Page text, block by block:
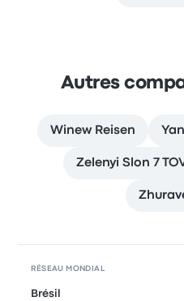
Autres
Winew Reisen
Zelenyi Slon 7
RÉSEAU MONDIAL
Brésil